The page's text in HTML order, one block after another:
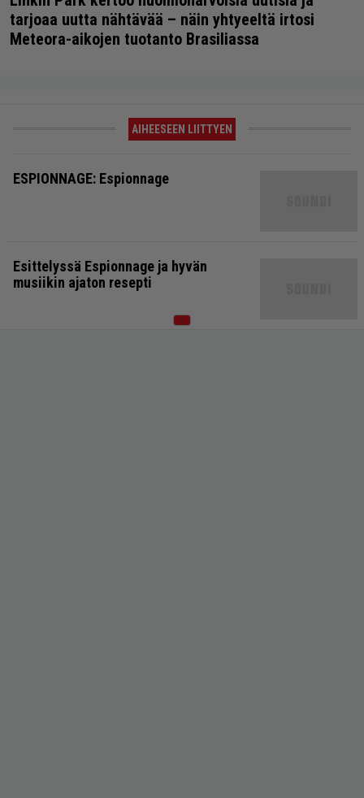
tarjoaa uutta nähtävää – näin yhtyeeltä irtosi
Meteora-aikojen tuotanto Brasiliassa
AIHEESEEN LIITTYEN
ESPIONNAGE: Espionnage
Esittelyssä Espionnage ja hyvän
musiikin ajaton resepti